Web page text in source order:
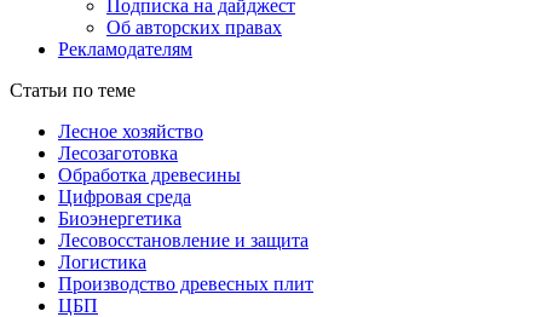
Подписка на дайджест
Об авторских правах
Рекламодателям
Статьи по теме
Лесное хозяйство
Лесозаготовка
Обработка древесины
Цифровая среда
Биоэнергетика
Лесовосстановление и защита
Логистика
Производство древесных плит
ЦБП